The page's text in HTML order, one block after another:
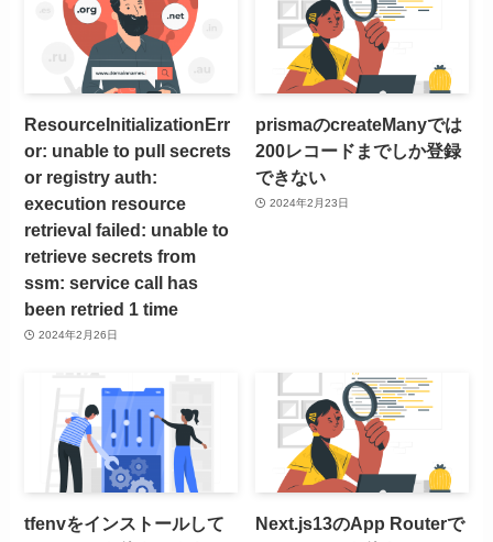
ResourceInitializationErr
or: unable to pull secrets
or registry auth:
execution resource
retrieval failed: unable to
retrieve secrets from
ssm: service call has
been retried 1 time
2024年2月26日
prismaのcreateManyでは
200レコードまでしか登録
できない
2024年2月23日
tfenvをインストールして
Next.js13のApp Routerで